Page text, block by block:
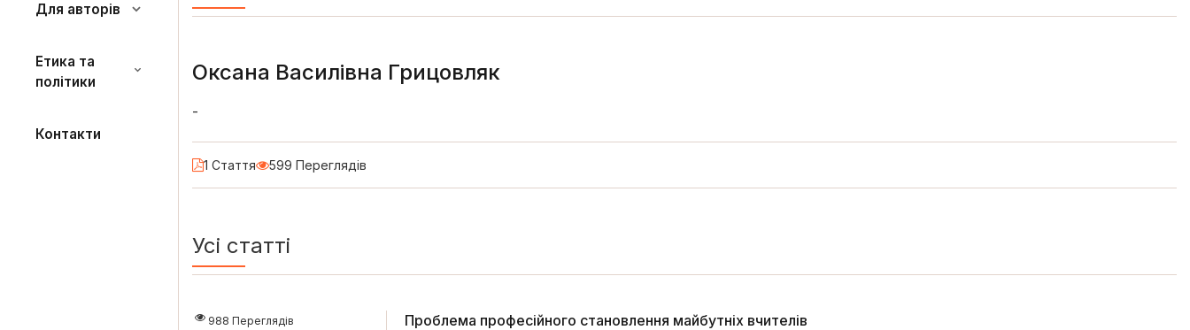
Для авторів
Етика та
політики
Контакти
Оксана Василівна Грицовляк
-
1 Стаття 599 Переглядів
Усі статті
988 Переглядів
Проблема професійного становлення майбутніх вчителів